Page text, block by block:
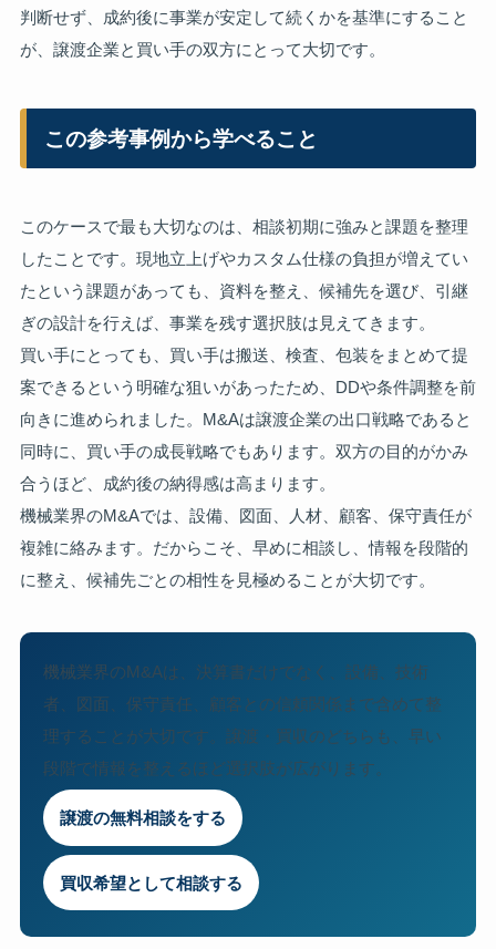
判断せず、成約後に事業が安定して続くかを基準にすること
が、譲渡企業と買い手の双方にとって大切です。
この参考事例から学べること
このケースで最も大切なのは、相談初期に強みと課題を整理
したことです。現地立上げやカスタム仕様の負担が増えてい
たという課題があっても、資料を整え、候補先を選び、引継
ぎの設計を行えば、事業を残す選択肢は見えてきます。
買い手にとっても、買い手は搬送、検査、包装をまとめて提
案できるという明確な狙いがあったため、DDや条件調整を前
向きに進められました。M&Aは譲渡企業の出口戦略であると
同時に、買い手の成長戦略でもあります。双方の目的がかみ
合うほど、成約後の納得感は高まります。
機械業界のM&Aでは、設備、図面、人材、顧客、保守責任が
複雑に絡みます。だからこそ、早めに相談し、情報を段階的
に整え、候補先ごとの相性を見極めることが大切です。
機械業界のM&Aは、決算書だけでなく、設備、技術
者、図面、保守責任、顧客との信頼関係まで含めて整
理することが大切です。譲渡・買収のどちらも、早い
段階で情報を整えるほど選択肢が広がります。
譲渡の無料相談をする
買収希望として相談する